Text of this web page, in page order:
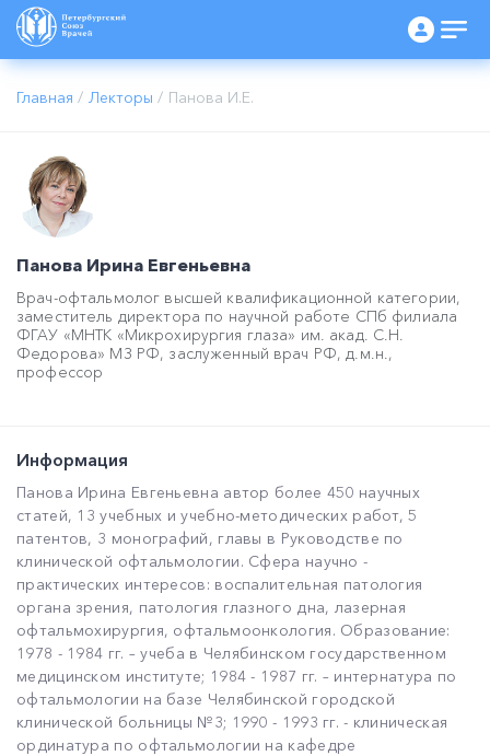
Главная / Лекторы / Панова И.Е.
Панова Ирина Евгеньевна
Врач-офтальмолог высшей квалификационной категории,
заместитель директора по научной работе СПб филиала
ФГАУ «МНТК «Микрохирургия глаза» им. акад. С.Н.
Федорова» МЗ РФ, заслуженный врач РФ, д.м.н.,
профессор
Информация
Панова Ирина Евгеньевна автор более 450 научных
статей, 13 учебных и учебно-методических работ, 5
патентов, 3 монографий, главы в Руководстве по
клинической офтальмологии. Сфера научно -
практических интересов: воспалительная патология
органа зрения, патология глазного дна, лазерная
офтальмохирургия, офтальмоонкология. Образование:
1978 - 1984 гг. – учеба в Челябинском государственном
медицинском институте; 1984 - 1987 гг. – интернатура по
офтальмологии на базе Челябинской городской
клинической больницы №3; 1990 - 1993 гг. - клиническая
ординатура по офтальмологии на кафедре